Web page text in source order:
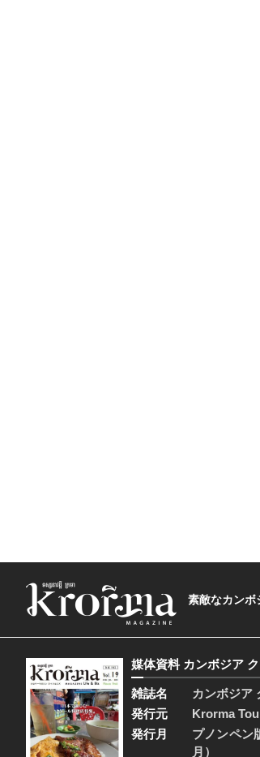
素敵なカン
媒体資料 カンボジア
雑誌名
カンボジア
発行元
Krorma
発行月
プノンペン
月）